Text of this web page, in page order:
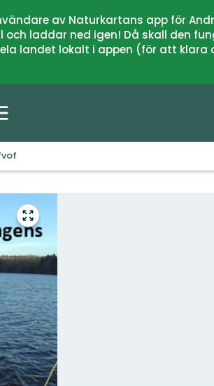
av Naturkartans app för
laddar ned igen! Då skall den
landet lokalt i appen (för att
Gå
till
helskärmsläge